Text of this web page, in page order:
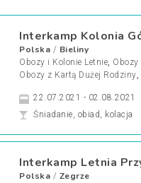
Interkamp Kolonia
Polska / Bieliny
Obozy i Kolonie Letnie,
Obozy z Kartą Dużej Rodziny,
22.07.2021 - 02.08.2021
Śniadanie, obiad, kolacja
Interkamp Letnia
Polska / Zegrze